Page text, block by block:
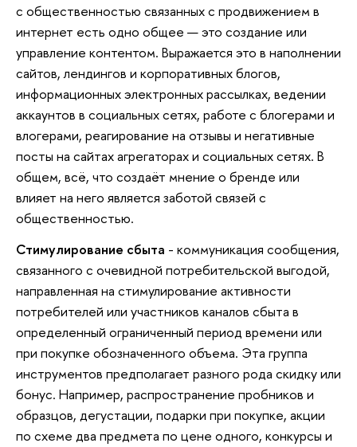
с общественностью связанных с продвижением в
интернет есть одно общее — это создание или
управление контентом. Выражается это в наполнении
сайтов, лендингов и корпоративных блогов,
информационных электронных рассылках, ведении
аккаунтов в социальных сетях, работе с блогерами и
влогерами, реагирование на отзывы и негативные
посты на сайтах агрегаторах и социальных сетях. В
общем, всё, что создаёт мнение о бренде или
влияет на него является заботой связей с
общественностью.
Стимулирование сбыта - коммуникация сообщения,
связанного с очевидной потребительской выгодой,
направленная на стимулирование активности
потребителей или участников каналов сбыта в
определенный ограниченный период времени или
при покупке обозначенного объема. Эта группа
инструментов предполагает разного рода скидку или
бонус. Например, распространение пробников и
образцов, дегустации, подарки при покупке, акции
по схеме два предмета по цене одного, конкурсы и